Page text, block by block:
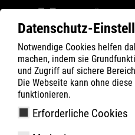
Datenschutz-
Notwendige Cookies helfen
machen, indem sie
und Zugriff auf sichere
Die Webseite kann ohne
funktionieren.
Erforderliche Cookies
ATLAS Produkte
CL 490 | ESD